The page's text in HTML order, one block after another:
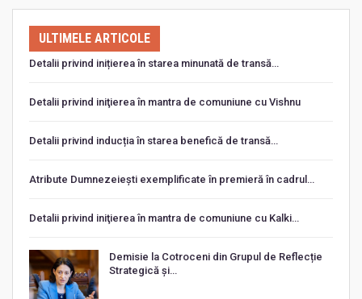
ULTIMELE ARTICOLE
Detalii privind inițierea în starea minunată de transă…
Detalii privind iniţierea în mantra de comuniune cu Vishnu
Detalii privind inducția în starea benefică de transă…
Atribute Dumnezeiești exemplificate în premieră în cadrul…
Detalii privind iniţierea în mantra de comuniune cu Kalki…
Demisie la Cotroceni din Grupul de Reflecție
Strategică și…